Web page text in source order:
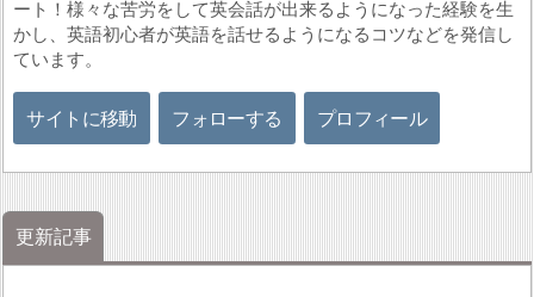
ート！様々な苦労をして英会話が出来るようになった経験を生
かし、英語初心者が英語を話せるようになるコツなどを発信し
ています。
サイトに移動 フォローする プロフィール
更新記事